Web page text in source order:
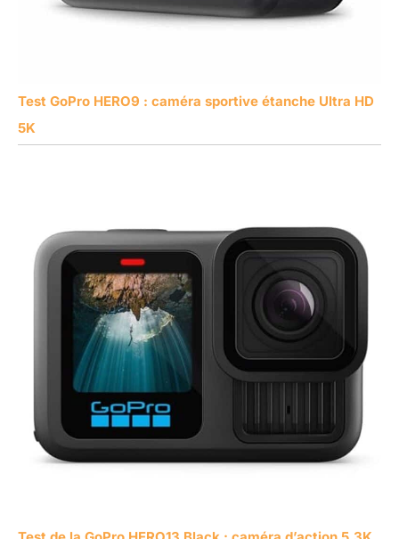
Test GoPro HERO9 : caméra sportive étanche Ultra HD
5K